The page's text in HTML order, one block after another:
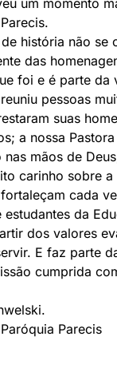
um momento
história não
das
foi e é parte da
pessoas
suas
a nossa
mãos de
carinho sobre
cada
estudantes da
dos valores
E faz parte
cumprida
Parecis